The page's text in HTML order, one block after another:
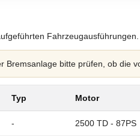
Bremsanlage bitte prüfen, ob die
Typ Motor
- 2500 TD - 87PS